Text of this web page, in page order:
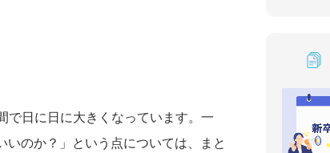
で日に日に大きくなっています。一
のか？」という点については、まと